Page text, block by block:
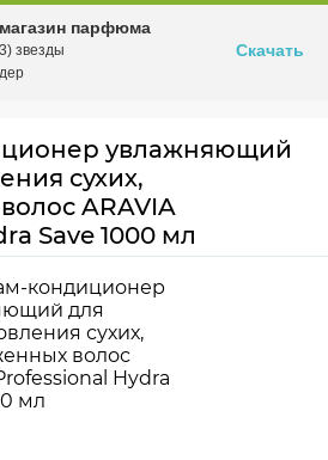
ул. Заозерная, 11, к. 1
увлажняющий
сухих,
ARAVIA
Save 1000 мл
парфюма
звезды
Скачать